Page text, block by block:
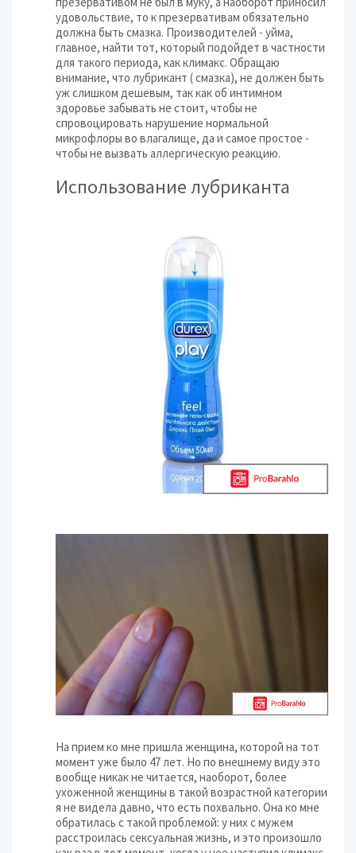
удовольствие, то к презервативам обязательно
должна быть смазка. Производителей - уйма,
главное, найти тот, который подойдет в частности
для такого периода, как климакс. Обращаю
внимание, что лубрикант ( смазка), не должен быть
уж слишком дешевым, так как об интимном
здоровье забывать не стоит, чтобы не
спровоцировать нарушение нормальной
микрофлоры во влагалище, да и самое простое -
чтобы не вызвать аллергическую реакцию.
Использование лубриканта
На прием ко мне пришла женщина, которой на тот
момент уже было 47 лет. Но по внешнему виду это
вообще никак не читается, наоборот, более
ухоженной женщины в такой возрастной категории
я не видела давно, что есть похвально. Она ко мне
обратилась с такой проблемой: у них с мужем
расстроилась сексуальная жизнь, и это произошло